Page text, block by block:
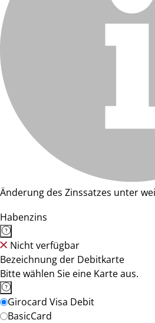
Änderung des Zinssatzes unter
Habenzins
Nicht verfügbar
Bezeichnung der Debitkarte
Bitte wählen Sie eine Karte aus.
Girocard Visa Debit
BasicCard